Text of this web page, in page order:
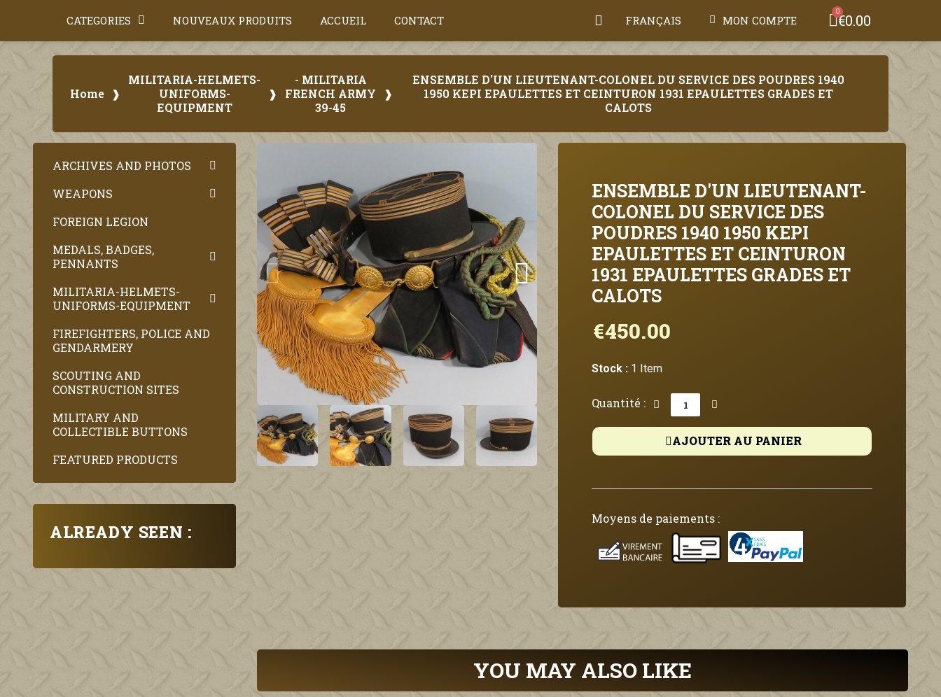
CATEGORIES NOUVEAUX PRODUITS ACCUEIL CONTACT FRANÇAIS MON COMPTE €0.00
Home
MILITARIA-HELMETS-
UNIFORMS-
EQUIPMENT
- MILITARIA
FRENCH ARMY
39-45
ENSEMBLE D'UN LIEUTENANT-COLONEL DU SERVICE DES POUDRES 1940
1950 KEPI EPAULETTES ET CEINTURON 1931 EPAULETTES GRADES ET
CALOTS
ARCHIVES AND PHOTOS
WEAPONS
FOREIGN LEGION
MEDALS, BADGES,
PENNANTS
MILITARIA-HELMETS-
UNIFORMS-EQUIPMENT
FIREFIGHTERS, POLICE AND
GENDARMERY
SCOUTING AND
CONSTRUCTION SITES
MILITARY AND
COLLECTIBLE BUTTONS
FEATURED PRODUCTS
ALREADY SEEN :
ENSEMBLE D'UN LIEUTENANT-
COLONEL DU SERVICE DES
POUDRES 1940 1950 KEPI
EPAULETTES ET CEINTURON
1931 EPAULETTES GRADES ET
CALOTS
€450.00
Stock : 1 Item
Quantité :
AJOUTER AU PANIER
Moyens de paiements :
YOU MAY ALSO LIKE